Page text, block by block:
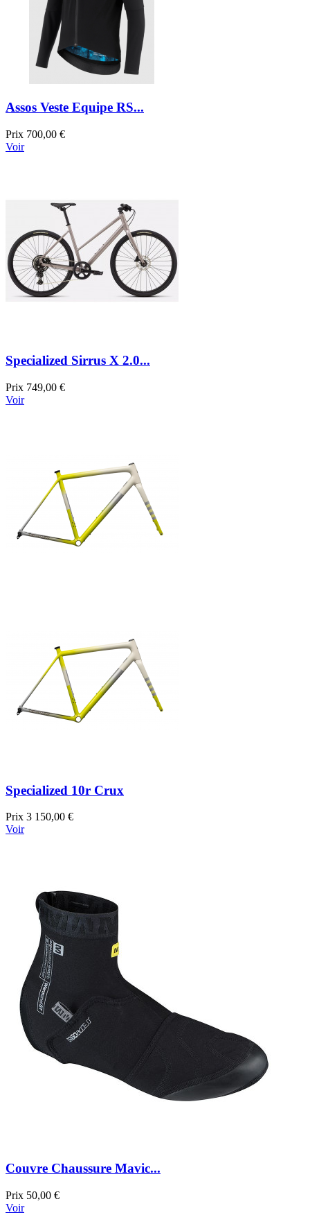
Assos Veste Equipe RS...
Prix 700,00 €
Voir
Specialized Sirrus X 2.0...
Prix 749,00 €
Voir
Specialized 10r Crux
Prix 3 150,00 €
Voir
Couvre Chaussure Mavic...
Prix 50,00 €
Voir